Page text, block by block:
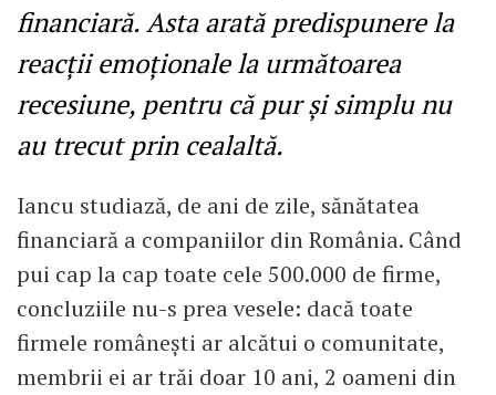
financiară. Asta arată predispunere la
reacții emoționale la următoarea
recesiune, pentru că pur și simplu nu
au trecut prin cealaltă.
Iancu studiază, de ani de zile, sănătatea
financiară a companiilor din România. Când
pui cap la cap toate cele 500.000 de firme,
concluziile nu-s prea vesele: dacă toate
firmele românești ar alcătui o comunitate,
membrii ei ar trăi doar 10 ani, 2 oameni din